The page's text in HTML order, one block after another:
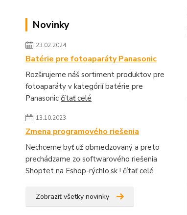
Novinky
23.02.2024
Batérie pre fotoaparáty Panasonic
Rozširujeme náš sortiment produktov pre
fotoaparáty v kategórií batérie pre
Panasonic čítať celé
13.10.2023
Zmena programového riešenia
Nechceme byť už obmedzovaný a preto
prechádzame zo softwarového riešenia
Shoptet na Eshop-rýchlo.sk ! čítať celé
Zobraziť všetky novinky